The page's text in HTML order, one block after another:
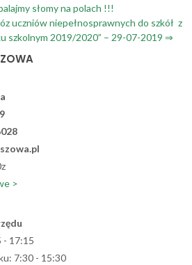
słomy na polach !!!
uczniów niepełnosprawnych do szkół z
szkolnym 2019/2020” – 29-07-2019 ⇒
>
- 17:15
7:30 - 15:30